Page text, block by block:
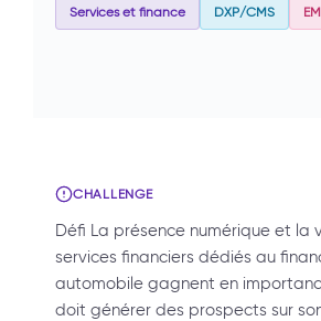
Services et finance DXP/CMS
CHALLENGE
Défi La présence numérique et la
services financiers dédiés au
automobile gagnent en
doit générer des prospects sur